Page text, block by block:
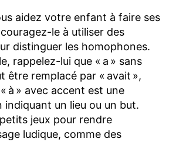
aidez votre enfant à faire ses
le à utiliser des
distinguer les homophones.
rappelez-lui que « a » sans
être remplacé par « avait »,
à » avec accent est une
indiquant un lieu ou un but.
jeux pour rendre
ludique, comme des